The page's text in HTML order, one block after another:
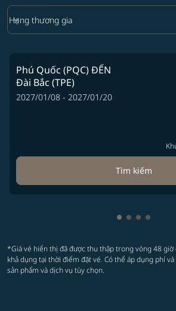
Hạng Bay option Hạng thương gia Selected
Hạng thương gia
keyboard_arrow_down
Phú Quốc (PQC)ĐẾN
Đài Bắc (TPE)
2027/01/08 - 2027/01/20
Tìm kiếm
Hiển thị
Hiển thị
Hiển thị
Hiển
*Giá vé hiển thị đã được thu thập trong vòng 48 giờ
khả dụng tại thời điểm đặt vé. Có thể áp dụng phí
sản phẩm và dịch vụ tùy chọn.